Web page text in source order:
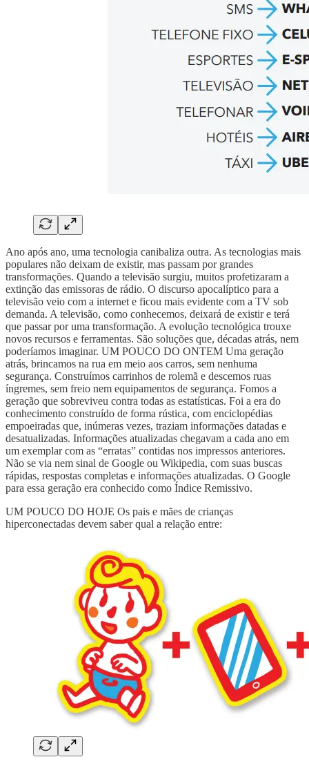
Ano após ano, uma tecnologia canibaliza outra. As tecnologias mais
populares não deixam de existir, mas passam por grandes
transformações. Quando a televisão surgiu, muitos profetizaram a
extinção das emissoras de rádio. O discurso apocalíptico para a
televisão veio com a internet e ficou mais evidente com a TV sob
demanda. A televisão, como conhecemos, deixará de existir e terá
que passar por uma transformação. A evolução tecnológica trouxe
novos recursos e ferramentas. São soluções que, décadas atrás, nem
poderíamos imaginar. UM POUCO DO ONTEM Uma geração
atrás, brincamos na rua em meio aos carros, sem nenhuma
segurança. Construímos carrinhos de rolemã e descemos ruas
íngremes, sem freio nem equipamentos de segurança. Fomos a
geração que sobreviveu contra todas as estatísticas. Foi a era do
conhecimento construído de forma rústica, com enciclopédias
empoeiradas que, inúmeras vezes, traziam informações datadas e
desatualizadas. Informações atualizadas chegavam a cada ano em
um exemplar com as “erratas” contidas nos impressos anteriores.
Não se via nem sinal de Google ou Wikipedia, com suas buscas
rápidas, respostas completas e informações atualizadas. O Google
para essa geração era conhecido como Índice Remissivo.
UM POUCO DO HOJE Os pais e mães de crianças
hiperconectadas devem saber qual a relação entre: